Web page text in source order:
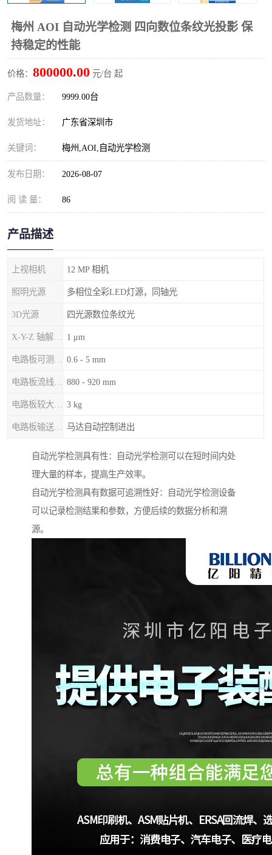
梅州 AOI 自动光学检测 四向数位条纹光投影 保
持稳定的性能
价格： 800000.00 元/台 起
产品数量： 9999.00台
发货地址： 广东省深圳市
关键词： 梅州,AOI,自动光学检测
发布日期： 2026-08-07
阅 读 量： 86
产品描述
上视相机 12 MP 相机
照明光源 多相位全彩LED灯源，同轴光
3D光源 四光源数位条纹光
1 μm
0.6 - 5 mm
880 - 920 mm
3 kg
马达自动控制进出
自动光学检测具有性：自动光学检测可以在短时间内处
理大量的样本，提高生产效率。
自动光学检测具有数据可追溯性好：自动光学检测设备
可以记录检测结果和参数，方便后续的数据分析和溯
源。